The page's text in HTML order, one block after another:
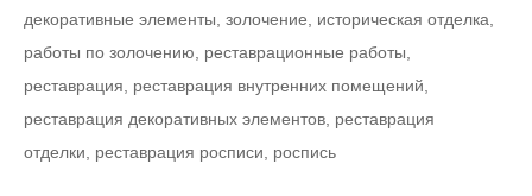
декоративные элементы, золочение, историческая отделка,
работы по золочению, реставрационные работы,
реставрация, реставрация внутренних помещений,
реставрация декоративных элементов, реставрация
отделки, реставрация росписи, роспись